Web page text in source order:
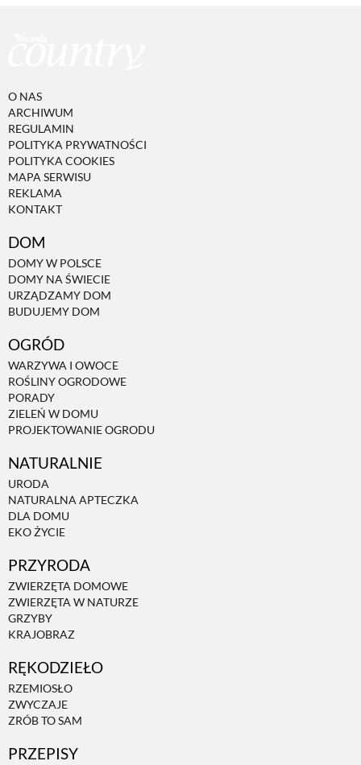
O NAS
ARCHIWUM
REGULAMIN
POLITYKA PRYWATNOŚCI
POLITYKA COOKIES
MAPA SERWISU
REKLAMA
KONTAKT
DOM
DOMY W POLSCE
DOMY NA ŚWIECIE
URZĄDZAMY DOM
BUDUJEMY DOM
OGRÓD
WARZYWA I OWOCE
ROŚLINY OGRODOWE
PORADY
ZIELEŃ W DOMU
PROJEKTOWANIE OGRODU
NATURALNIE
URODA
NATURALNA APTECZKA
DLA DOMU
EKO ŻYCIE
PRZYRODA
ZWIERZĘTA DOMOWE
ZWIERZĘTA W NATURZE
GRZYBY
KRAJOBRAZ
RĘKODZIEŁO
RZEMIOSŁO
ZWYCZAJE
ZRÓB TO SAM
PRZEPISY